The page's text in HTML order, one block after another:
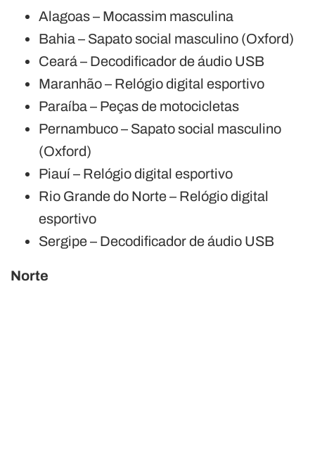
Alagoas – Mocassim masculina
Bahia – Sapato social masculino (Oxford)
Ceará – Decodificador de áudio USB
Maranhão – Relógio digital esportivo
Paraíba – Peças de motocicletas
Pernambuco – Sapato social masculino
(Oxford)
Piauí – Relógio digital esportivo
Rio Grande do Norte – Relógio digital
esportivo
Sergipe – Decodificador de áudio USB
Norte